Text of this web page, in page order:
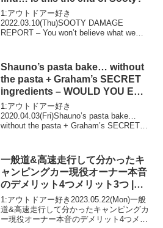
1:アウトドアー好き
2022.03.10(Thu)SOOTY DAMAGE
REPORT – You won’t believe what we
Shauno’s pasta bake… without
the pasta + Graham’s SECRET
ingredients – WOULD YOU EAT
THIS?
1:アウトドアー好き
2020.04.03(Fri)Shauno’s pasta bake…
without the pasta + Graham’s SECRET
一般道&高速走行して分かったキ
ャンピングカー現役オーナー本音
のデメリット4つメリット3つ |
FIATデュカトベース【ナッツRV
フォルトナ】
1:アウトドアー好き2023.05.22(Mon)一般
道&高速走行して分かったキャンピングカ
ー現役オーナー本音のデメリット4つメリ